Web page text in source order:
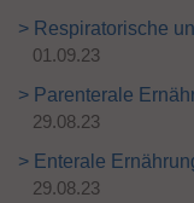
> Respiratorische
01.09.23
> Parenterale
29.08.23
> Enterale
29.08.23